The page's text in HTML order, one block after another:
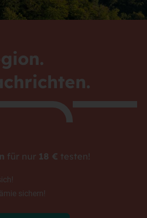
für nur 18 € testen!
sichern!